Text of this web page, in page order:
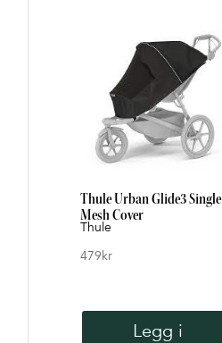
Thule Urban Glide3 Single
Mesh Cover
Thule
479kr
Legg i